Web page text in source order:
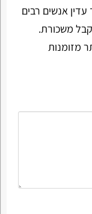
אנשים רבים
משכורת.
מזומנות